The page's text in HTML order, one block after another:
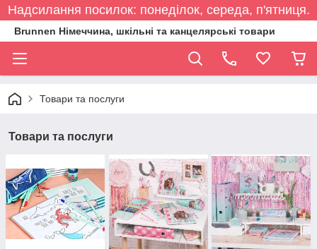
Надсилання посилок: понеділок, середа, п'ятниця.
Brunnen Німеччина, шкільні та канцелярські товари
Товари та послуги
Товари та послуги